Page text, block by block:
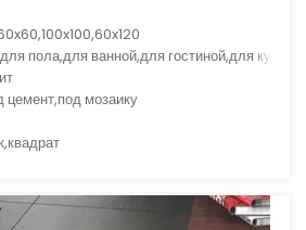
пола,для ванной,для гостиной,для кухни
цемент,под мозаику